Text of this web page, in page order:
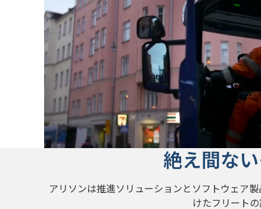
絶え間な
アリソンは推進ソリューションとソフトウェア
けたフリートの